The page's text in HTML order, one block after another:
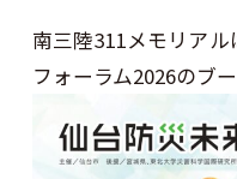
南三陸311メモリア
フォーラム2026のブ